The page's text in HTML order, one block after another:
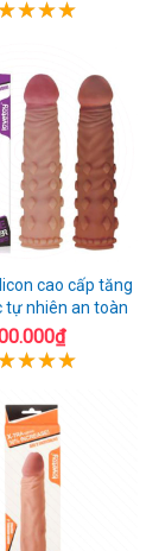
cao cấp tăng
tự nhiên an toàn